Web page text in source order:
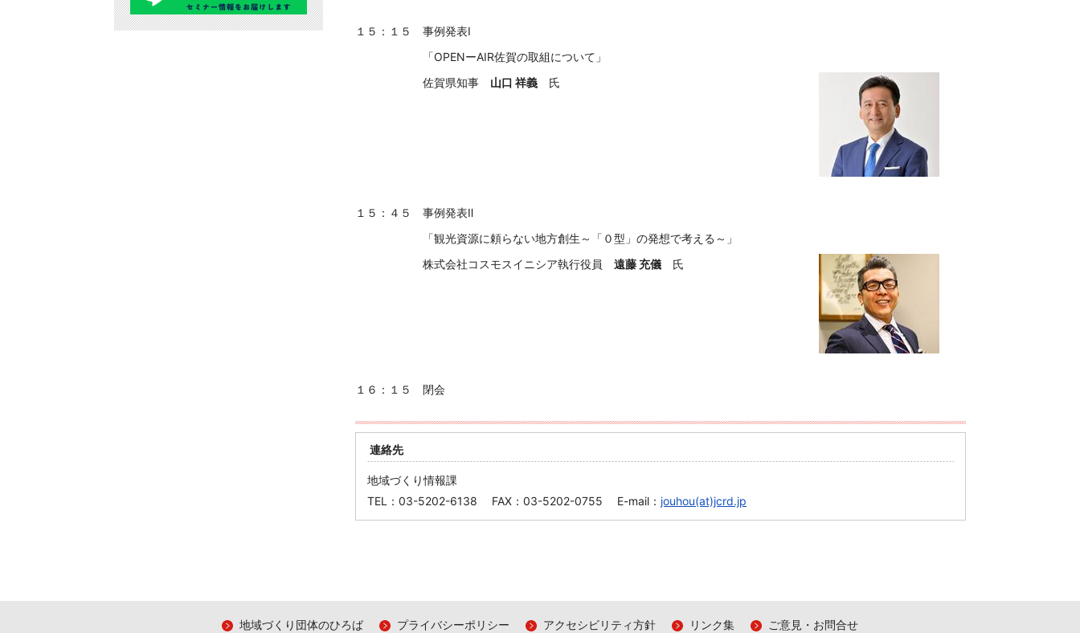
１５：１５ 事例発表Ⅰ
「OPENーAIR佐賀の取組について」
佐賀県知事 山口 祥義氏
１５：４５ 事例発表Ⅱ
「観光資源に頼らない地方創生～「０型」の発想で考える～」
株式会社コスモスイニシア執行役員 遠藤 充儀氏
１６：１５ 閉会
連絡先
地域づくり情報課
TEL：03-5202-6138 FAX：03-5202-0755 E-mail： jouhou(at)jcrd.jp
地域づくり団体のひろば プライバシーポリシー アクセシビリティ方針 リンク集 ご意見・お問合せ